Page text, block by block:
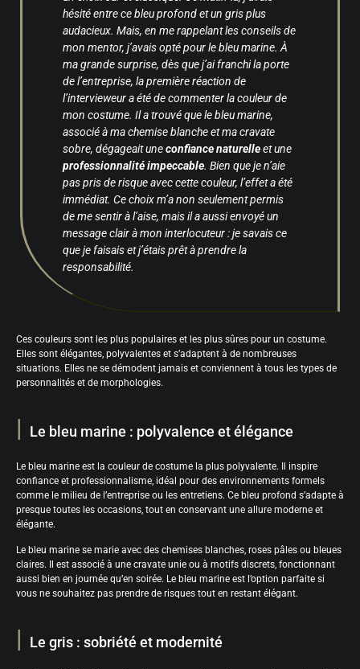
hésité entre ce bleu profond et un gris plus
audacieux. Mais, en me rappelant les conseils de
mon mentor, j’avais opté pour le bleu marine. À
ma grande surprise, dès que j’ai franchi la porte
de l’entreprise, la première réaction de
l’intervieweur a été de commenter la couleur de
mon costume. Il a trouvé que le bleu marine,
associé à ma chemise blanche et ma cravate
sobre, dégageait uneconfiance naturelleet une
professionnalité impeccable. Bien que je n’aie
pas pris de risque avec cette couleur, l’effet a été
immédiat. Ce choix m’a non seulement permis
de me sentir à l’aise, mais il a aussi envoyé un
message clair à mon interlocuteur : je savais ce
que je faisais et j’étais prêt à prendre la
responsabilité.
Ces couleurs sont les plus populaires et les plus sûres pour un costume.
Elles sont élégantes, polyvalentes et s’adaptent à de nombreuses
situations. Elles ne se démodent jamais et conviennent à tous les types de
personnalités et de morphologies.
Le bleu marine : polyvalence et élégance
Le bleu marine est la couleur de costume la plus polyvalente. Il inspire
confiance et professionnalisme, idéal pour des environnements formels
comme le milieu de l’entreprise ou les entretiens. Ce bleu profond s’adapte à
presque toutes les occasions, tout en conservant une allure moderne et
élégante.
Le bleu marine se marie avec des chemises blanches, roses pâles ou bleues
claires. Il est associé à une cravate unie ou à motifs discrets, fonctionnant
aussi bien en journée qu’en soirée. Le bleu marine est l’option parfaite si
vous ne souhaitez pas prendre de risques tout en restant élégant.
Le gris : sobriété et modernité